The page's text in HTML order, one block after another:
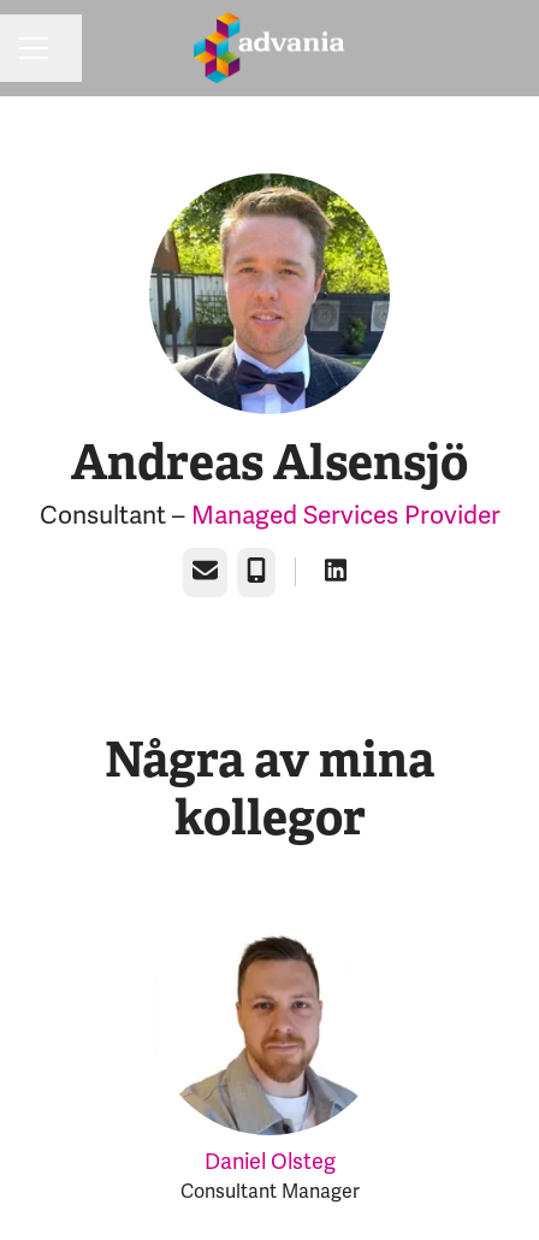
Andreas Alsensjö
Consultant – Managed Services Provider
E-post Telefon
Några av mina
kollegor
Daniel Olsteg
Consultant Manager